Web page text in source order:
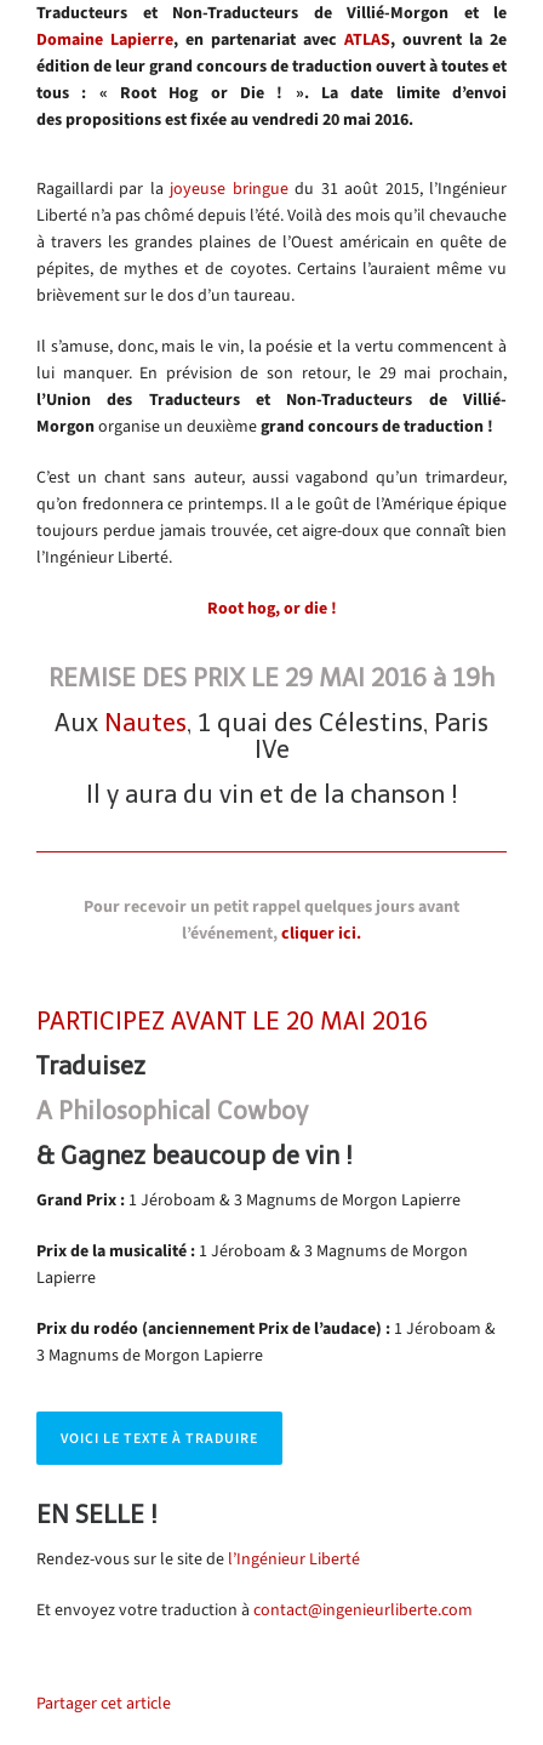
Traducteurs et Non-Traducteurs de Villié-Morgon et le
Domaine Lapierre, en partenariat avec ATLAS, ouvrent la 2e
édition de leur grand concours de traduction ouvert à toutes et
tous : « Root Hog or Die ! ». La date limite d’envoi
des propositions est fixée au vendredi 20 mai 2016.
Ragaillardi par la joyeuse bringuedu 31 août 2015, l’Ingénieur
Liberté n’a pas chômé depuis l’été. Voilà des mois qu’il chevauche
à travers les grandes plaines de l’Ouest américain en quête de
pépites, de mythes et de coyotes. Certains l’auraient même vu
brièvement sur le dos d’un taureau.
Il s’amuse, donc, mais le vin, la poésie et la vertu commencent à
lui manquer. En prévision de son retour, le 29 mai prochain,
l’Union des Traducteurs et Non-Traducteurs de Villié-
Morgonorganise un deuxièmegrand concours de traduction !
C’est un chant sans auteur, aussi vagabond qu’un trimardeur,
qu’on fredonnera ce printemps. Il a le goût de l’Amérique épique
toujours perdue jamais trouvée, cet aigre-doux que connaît bien
l’Ingénieur Liberté.
Root hog, or die !
REMISE DES PRIX LE 29 MAI 2016 à 19h
Aux Nautes, 1 quai des Célestins, Paris
IVe
Il y aura du vin et de la chanson !
Pour recevoir un petit rappel quelques jours avant
l’événement,cliquer ici.
PARTICIPEZ AVANT LE 20 MAI 2016
Traduisez
A Philosophical Cowboy
& Gagnez beaucoup de vin !
Grand Prix : 1 Jéroboam & 3 Magnums de Morgon Lapierre
Prix de la musicalité : 1 Jéroboam & 3 Magnums de Morgon
Lapierre
Prix du rodéo (anciennement Prix de l’audace) : 1 Jéroboam &
3 Magnums de Morgon Lapierre
VOICI LE TEXTE À TRADUIRE
EN SELLE !
Rendez-vous sur le site de l’Ingénieur Liberté
Et envoyez votre traduction à contact@ingenieurliberte.com
Partager cet article